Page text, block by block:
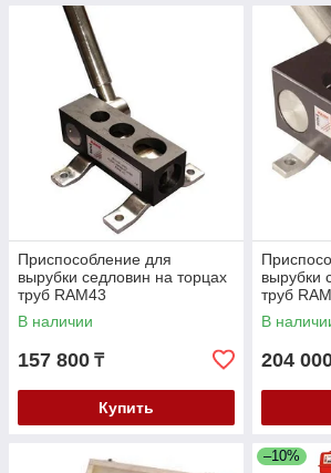
Приспособление для
вырубки седловин на торцах
труб RAM43
В наличии
157 800 ₸
Купить
вырубки
труб
В
204
–10%